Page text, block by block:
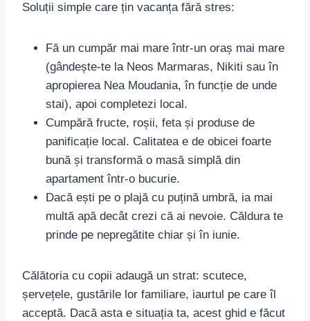
Soluții simple care țin vacanța fără stres:
Fă un cumpăr mai mare într-un oraș mai mare
(gândește-te la Neos Marmaras, Nikiti sau în
apropierea Nea Moudania, în funcție de unde
stai), apoi completezi local.
Cumpără fructe, roșii, feta și produse de
panificație local. Calitatea e de obicei foarte
bună și transformă o masă simplă din
apartament într-o bucurie.
Dacă ești pe o plajă cu puțină umbră, ia mai
multă apă decât crezi că ai nevoie. Căldura te
prinde pe nepregătite chiar și în iunie.
Călătoria cu copii adaugă un strat: scutece,
șervețele, gustările lor familiare, iaurtul pe care îl
acceptă. Dacă asta e situația ta, acest ghid e făcut